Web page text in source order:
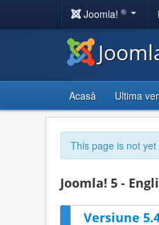
Joomla! ®
Acasă Ultima
This page is not
Joomla! 5 -
Versiune